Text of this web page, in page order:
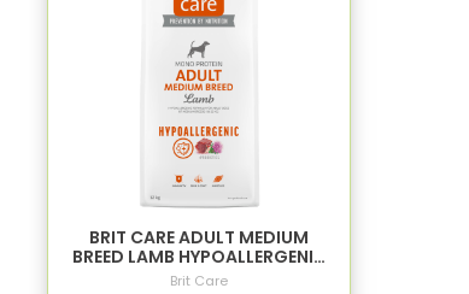
BRIT CARE ADULT MEDIUM
BREED LAMB HYPOALLERGENIC
12KG - ALIMENTO PARA PERROS
Brit Care